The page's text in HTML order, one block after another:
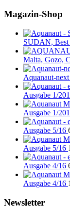
Magazin-Shop
SUDAN,
Malta, Gozo,
Aquanaut-
Ausgabe 1/
Ausgabe 1/
Ausgabe 5/16
Ausgabe 5/16
Ausgabe 4/16
Ausgabe 4/16
Newsletter